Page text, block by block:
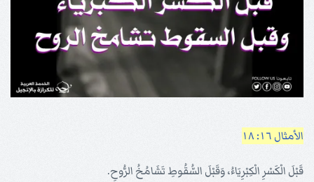
الأمثال ١٦: ١٨
قَبْلَ الْكَسْرِ الْكِبْرِيَاءُ، وَقَبْلَ السُّقُوطِ تَشَامُخُ الرُّوحِ.